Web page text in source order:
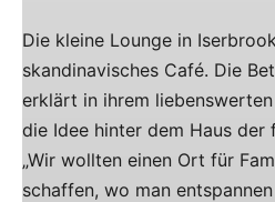
Die kleine Lounge in
skandinavisches Café. Die
erklärt in ihrem
die Idee hinter dem Haus der
„Wir wollten einen Ort für
schaffen, wo man